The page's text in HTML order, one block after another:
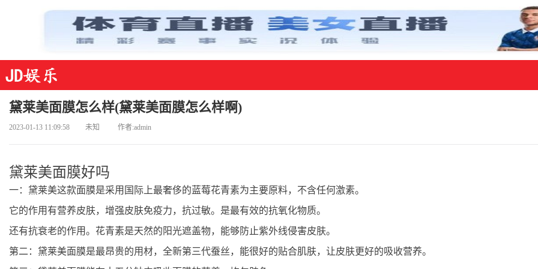
黛莱美面膜怎么样(黛莱美面膜怎么样啊)
2023-01-13 11:09:58 未知 作者:admin
黛莱美面膜好吗
一：黛莱美这款面膜是采用国际上最奢侈的蓝莓花青素为主要原料，不含任何激素。
它的作用有营养皮肤，增强皮肤免疫力，抗过敏。是最有效的抗氧化物质。
还有抗衰老的作用。花青素是天然的阳光遮盖物，能够防止紫外线侵害皮肤。
第二：黛莱美面膜是最昂贵的用材，全新第三代蚕丝，能很好的贴合肌肤，让皮肤更好的吸收营养。